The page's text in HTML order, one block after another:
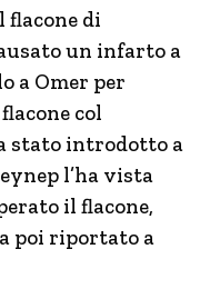
di
un infarto a
a Omer per
col
stato introdotto a
l’ha vista
il flacone,
poi riportato a